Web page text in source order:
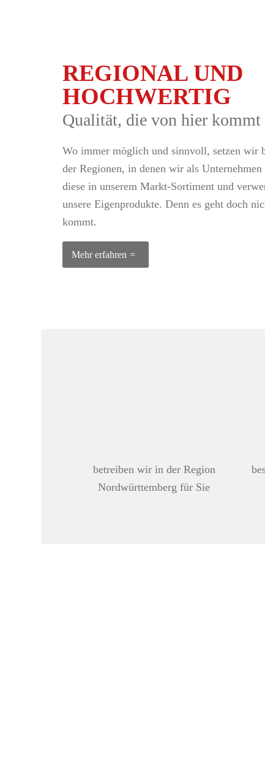
REGIONAL UND
HOCHWERTIG
Qualität, die von hier kommt
Wo immer möglich und sinnvoll, setzen wir
der Regionen, in denen wir als
diese in unserem Markt-Sortiment und
unsere Eigenprodukte. Denn es geht doch
kommt.
Mehr erfahren
betreiben wir in der Region
Nordwürttemberg für Sie